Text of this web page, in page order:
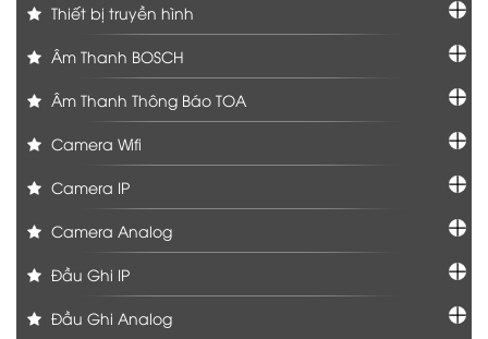
Thiết bị truyền hình
Âm Thanh BOSCH
Âm Thanh Thông Báo TOA
Camera Wifi
Camera IP
Camera Analog
Đầu Ghi IP
Đầu Ghi Analog